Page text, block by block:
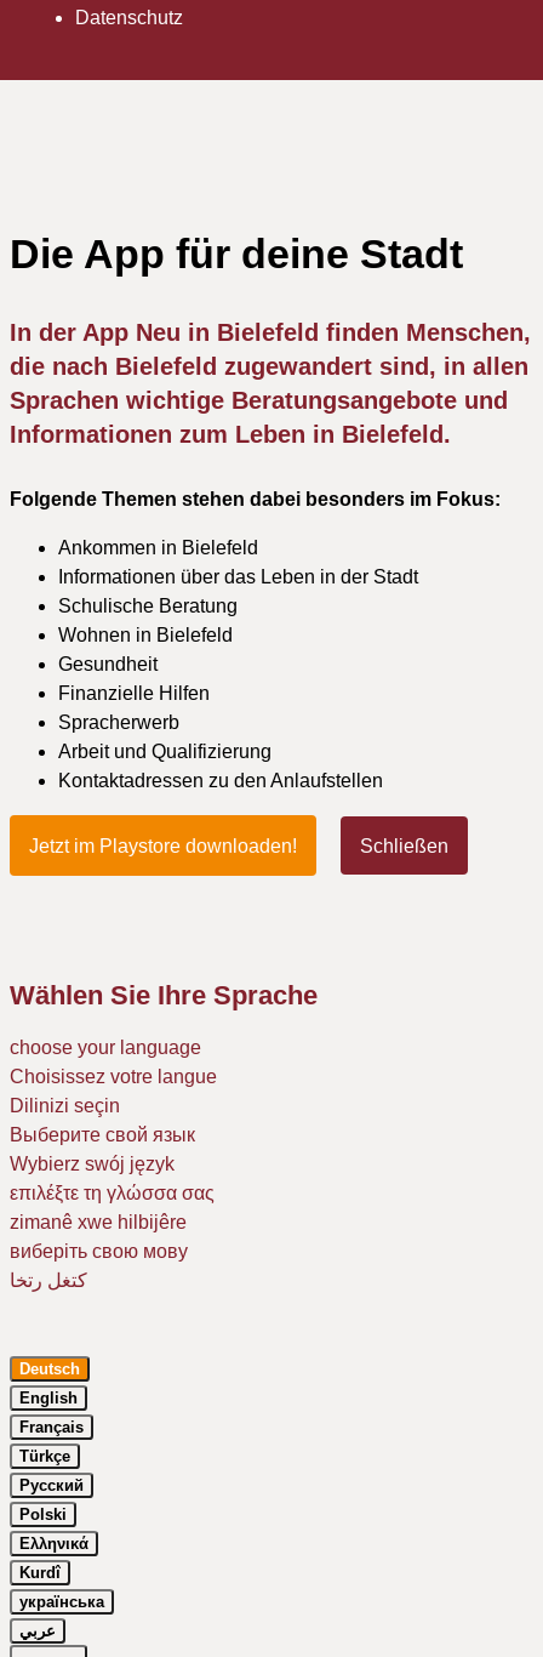
Datenschutz
Die App für deine Stadt
In der App Neu in Bielefeld finden Menschen,
die nach Bielefeld zugewandert sind, in allen
Sprachen wichtige Beratungsangebote und
Informationen zum Leben in Bielefeld.
Folgende Themen stehen dabei besonders im Fokus:
Ankommen in Bielefeld
Informationen über das Leben in der Stadt
Schulische Beratung
Wohnen in Bielefeld
Gesundheit
Finanzielle Hilfen
Spracherwerb
Arbeit und Qualifizierung
Kontaktadressen zu den Anlaufstellen
Jetzt im Playstore downloaden! Schließen
Wählen Sie Ihre Sprache
choose your language
Choisissez votre langue
Dilinizi seçin
Выберите свой язык
Wybierz swój język
επιλέξτε τη γλώσσα σας
zimanê xwe hilbijêre
виберіть свою мову
كتغل رتخا
Deutsch
English
Français
Türkçe
Русский
Polski
Ελληνικά
Kurdî
українська
عربي
Um Ihr Erlebnis auf unserer Website zu verbessern, verwenden wir
Cookies. Dazu benötigen wir Ihre Einwilligung. Erfahren Sie mehr in
unsererDatenschutzerklärung
Google Maps